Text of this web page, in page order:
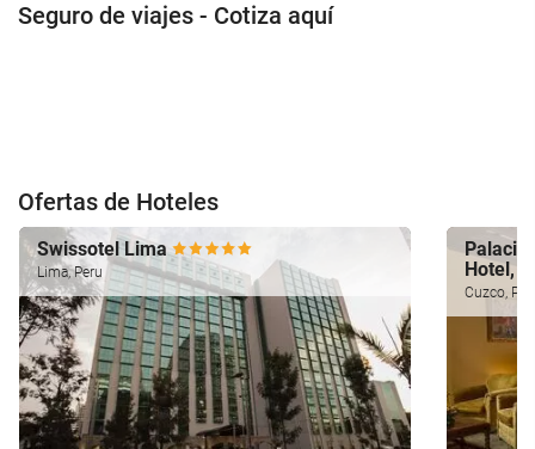
Seguro de viajes - Cotiza aquí
Ofertas de Hoteles
Swissotel Lima
Lima, Peru
Palacio
Hotel,
Cuzco,